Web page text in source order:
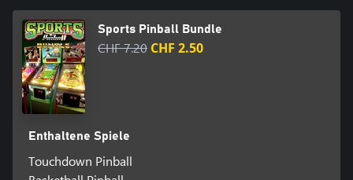
Sports Pinball Bundle
CHF 7.20 CHF 2.50
Enthaltene Spiele
Touchdown Pinball